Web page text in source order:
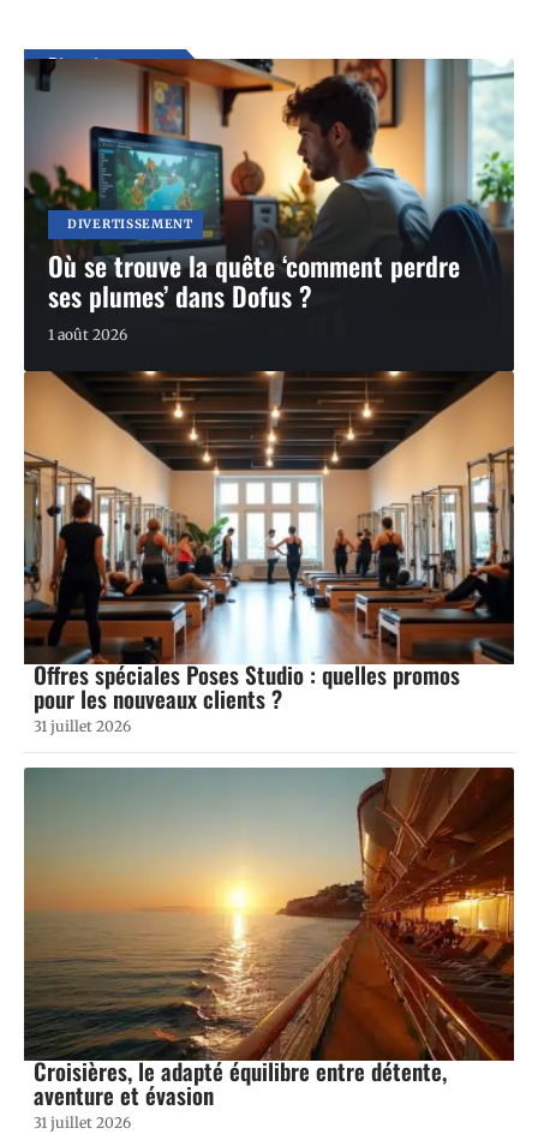
Divertissement En voir plus
DIVERTISSEMENT
Où se trouve la quête ‘comment perdre
ses plumes’ dans Dofus ?
1 août 2026
Offres spéciales Poses Studio : quelles promos
pour les nouveaux clients ?
31 juillet 2026
Croisières, le adapté équilibre entre détente,
aventure et évasion
31 juillet 2026